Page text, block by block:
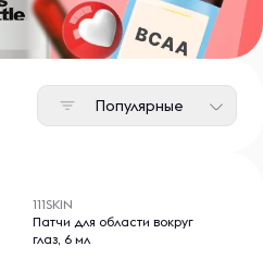
Популярные
111SKIN
Патчи для области вокруг
глаз, 6 мл